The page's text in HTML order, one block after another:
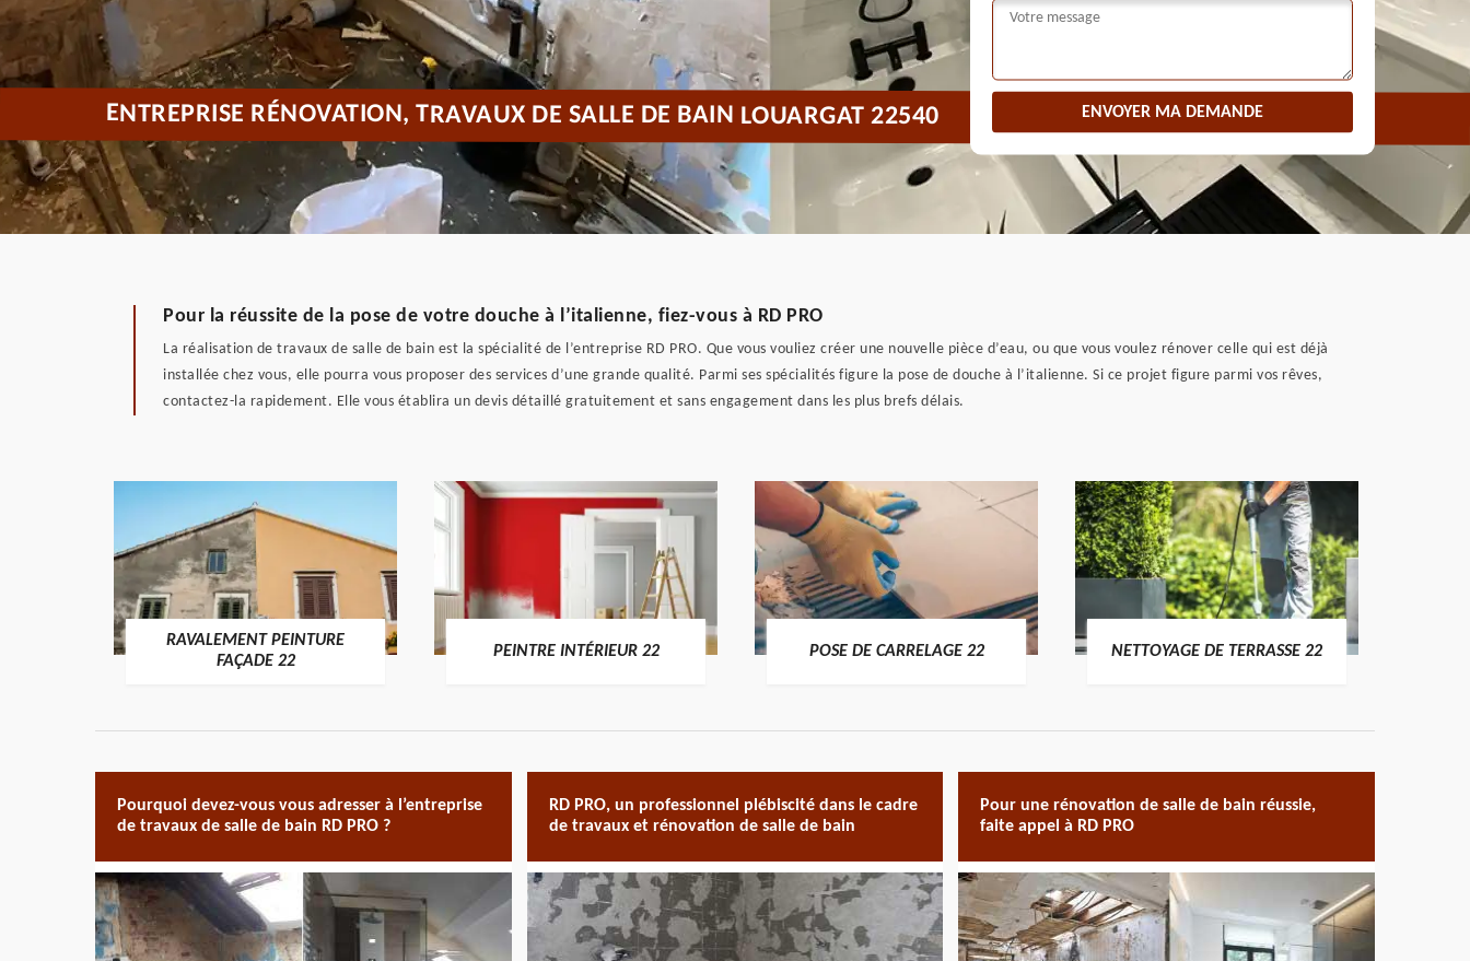
ENTREPRISE RÉNOVATION, TRAVAUX DE SALLE DE BAIN LOUARGAT 22540
Pour la réussite de la pose de votre douche à l’italienne, fiez-vous à RD PRO
La réalisation de travaux de salle de bain est la spécialité de l’entreprise RD PRO. Que vous vouliez créer une nouvelle pièce d’eau, ou que vous voulez rénover celle qui est déjà
installée chez vous, elle pourra vous proposer des services d’une grande qualité. Parmi ses spécialités figure la pose de douche à l’italienne. Si ce projet figure parmi vos rêves,
contactez-la rapidement. Elle vous établira un devis détaillé gratuitement et sans engagement dans les plus brefs délais.
RAVALEMENT PEINTURE
FAÇADE 22
PEINTRE INTÉRIEUR 22 POSE DE CARRELAGE 22 NETTOYAGE DE TERRASSE 22
Pourquoi devez-vous vous adresser à l’entreprise
de travaux de salle de bain RD PRO ?
RD PRO, un professionnel plébiscité dans le cadre
de travaux et rénovation de salle de bain
Pour une rénovation de salle de bain réussie,
faite appel à RD PRO